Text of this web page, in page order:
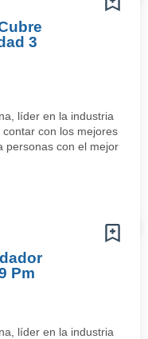
3
líder en la industria
con los mejores
personas con el mejor
Pm
líder en la industria